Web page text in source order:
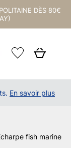
DÈS 80€
En savoir plus
fish marine